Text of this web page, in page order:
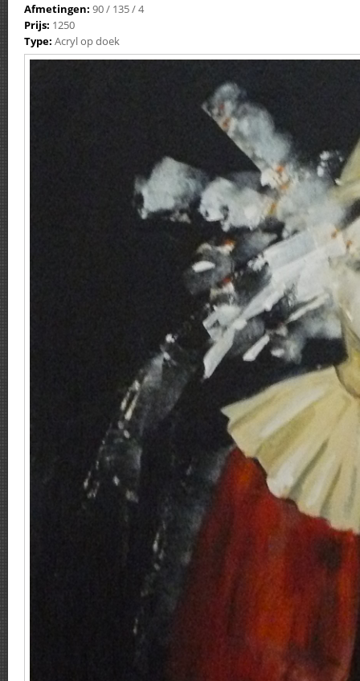
Afmetingen: 90 / 135 / 4
Prijs: 1250
Type: Acryl op doek